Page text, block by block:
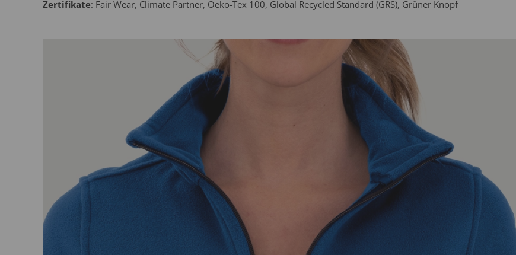
Zertifikate: Fair Wear, Climate Partner, Oeko-Tex 100, Global Recycled Standard (GRS), Grüner Knopf